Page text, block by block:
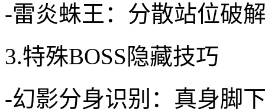
-雷炎蛛王：分散站位破
3.特殊BOSS隐藏技巧
-幻影分身识别：真身脚